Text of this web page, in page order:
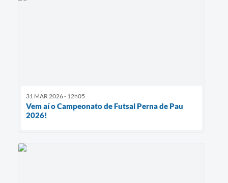
31 MAR 2026 - 12h05
Vem aí o Campeonato de Futsal Perna de Pau
2026!